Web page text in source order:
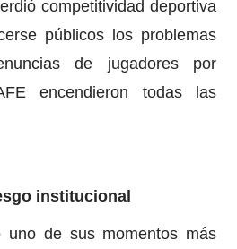
competitividad deportiva
públicos los problemas
de jugadores por
encendieron todas las
institucional
uno de sus momentos más